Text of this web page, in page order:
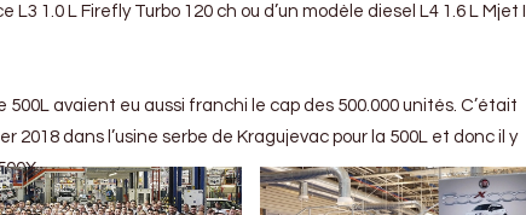
L3 1.0 L Firefly Turbo 120 ch ou d’un modèle diesel L4 1.6 L Mjet II
500L avaient eu aussi franchi le cap des 500.000 unités. C’était
2018 dans l’usine serbe de Kragujevac pour la 500L et donc il y